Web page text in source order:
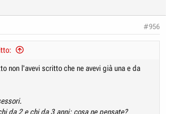
#956
non l'avevi scritto che ne avevi già una e da
da 2 e chi da 3 anni: cosa ne pensate?